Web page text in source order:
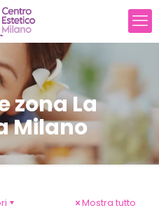
zona La
Milano
Mostra tutto